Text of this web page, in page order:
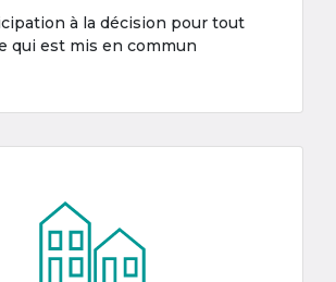
à la décision pour tout
qui est mis en commun